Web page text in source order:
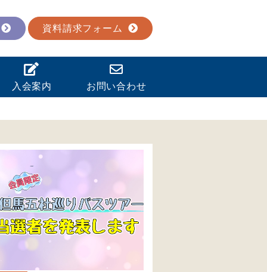
資料請求フォーム
入会案内 お問い合わせ